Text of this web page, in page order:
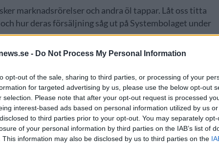
- Do Not Process My Personal Information
opt-out of the sale, sharing to third parties, or processing of your
for targeted advertising by us, please use the below opt-out
selection. Please note that after your opt-out request is processed
interest-based ads based on personal information utilized by us
to third parties prior to your opt-out. You may separately
of your personal information by third parties on the IAB’s list of
This information may also be disclosed by us to third parties on the
marknadsrörelser och andra öl tappar. Låt oss titta
hur deras försäljning såg ut på Systembolaget under
året med 53 miljoner liter såld öl, men bryggeriet
tillväxt. Bryggeriet ökade sin volym på
en ökning med sex miljoner liter.
ökningen. Ey’Bro ökade med två miljoner liter till
sålde 4,4 miljoner liter under 2024. Åbro hade också
med en halv miljon liter.